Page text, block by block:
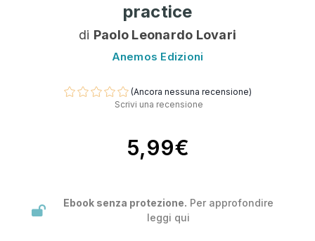
practice
di Paolo Leonardo Lovari
Anemos Edizioni
(Ancora nessuna recensione)
Scrivi una recensione
5,99€
Ebook senza protezione. Per approfondire
leggi qui